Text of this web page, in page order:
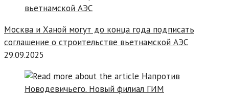
Москва и Ханой могут до конца года подписать
соглашение о строительстве вьетнамской АЭС
29.09.2025